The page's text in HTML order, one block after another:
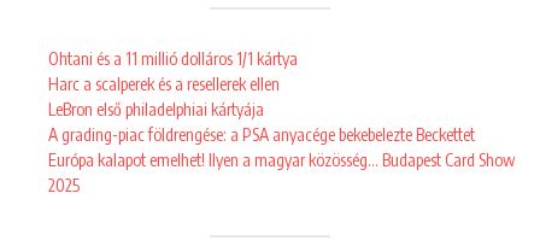
Ohtani és a 11 millió dolláros 1/1 kártya
Harc a scalperek és a resellerek ellen
LeBron első philadelphiai kártyája
A grading-piac földrengése: a PSA anyacége bekebelezte Beckettet
Európa kalapot emelhet! Ilyen a magyar közösség… Budapest Card Show
2025